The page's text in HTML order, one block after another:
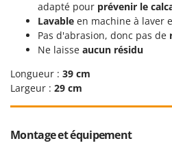
Tornado
Tre Spade
Trev - Abrek - TecnoVIR
Trotec
Troy-Bilt
U
Udor
adapté pour prévenir le
Lavable en machine à laver
Pas d'abrasion, donc pas de
Ne laisse aucun résidu
Longueur : 39 cm
Largeur : 29 cm
Montage et équipement